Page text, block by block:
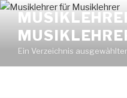
Zum
Inhalt
springen
Ein Verzeichnis